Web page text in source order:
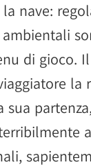
la nave:
ambientali
di gioco.
la